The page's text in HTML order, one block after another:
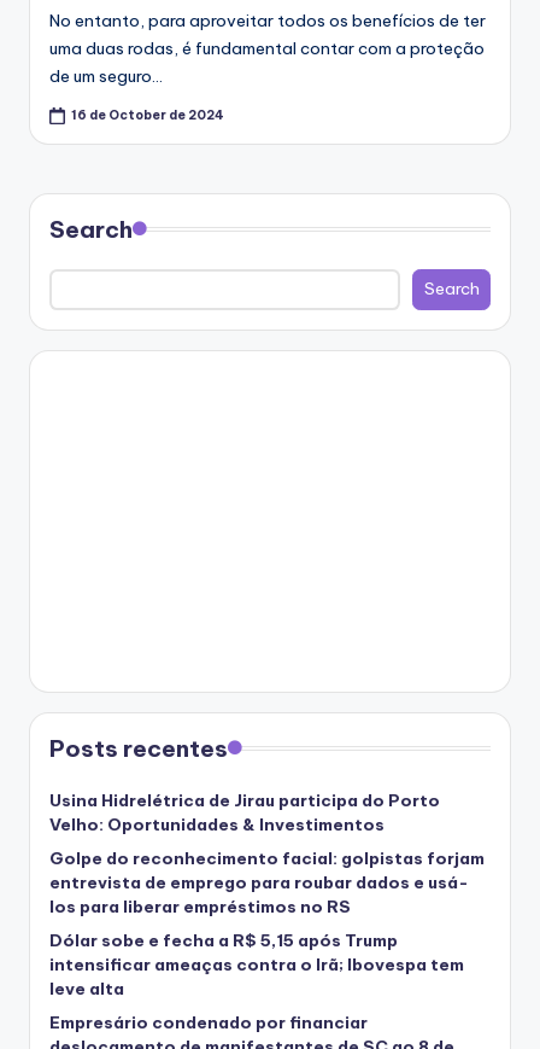
No entanto, para aproveitar todos os benefícios de ter
uma duas rodas, é fundamental contar com a proteção
de um seguro…
16 de October de 2024
Search
Search
Posts recentes
Usina Hidrelétrica de Jirau participa do Porto
Velho: Oportunidades & Investimentos
Golpe do reconhecimento facial: golpistas forjam
entrevista de emprego para roubar dados e usá-
los para liberar empréstimos no RS
Dólar sobe e fecha a R$ 5,15 após Trump
intensificar ameaças contra o Irã; Ibovespa tem
leve alta
Empresário condenado por financiar